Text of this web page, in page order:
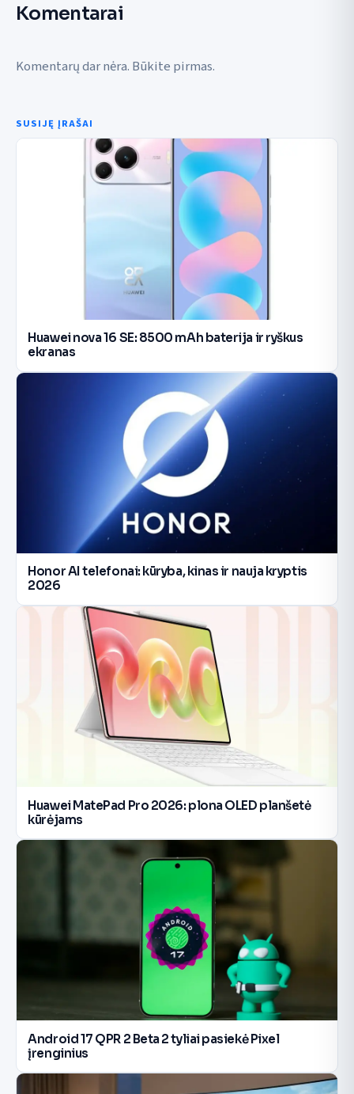
Komentarai
Komentarų dar nėra. Būkite pirmas.
SUSIJĘ ĮRAŠAI
Huawei nova 16 SE: 8500 mAh baterija ir ryškus
ekranas
Honor AI telefonai: kūryba, kinas ir nauja kryptis
2026
Huawei MatePad Pro 2026: plona OLED planšetė
kūrėjams
Android 17 QPR 2 Beta 2 tyliai pasiekė Pixel
įrenginius